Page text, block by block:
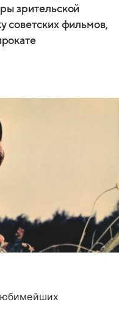
зрительской
советских фильмов,